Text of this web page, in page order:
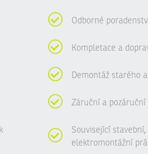
Odborné
Kompletace a
Demontáž starého
Záruční a
Související
elektromontážní